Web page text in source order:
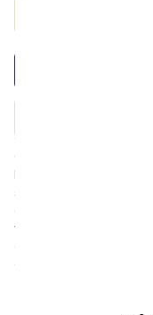
Maramotti, jovem de
sempre foi a de
costura, produzidas
também por diversos
óculos, Max Mara
estilo que a tornou uma